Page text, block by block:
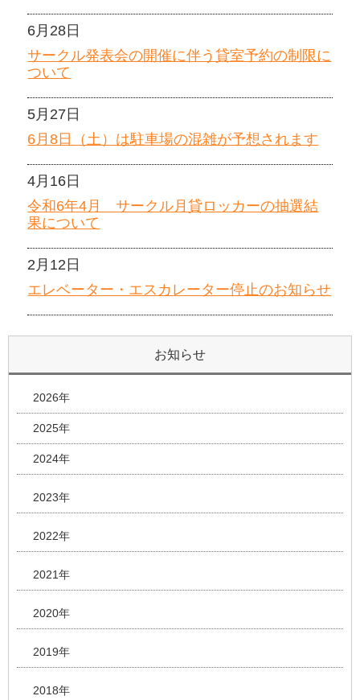
6月28日
サークル発表会の開催に伴う貸室予約の制限に
ついて
5月27日
6月8日（土）は駐車場の混雑が予想されます
4月16日
令和6年4月 サークル月貸ロッカーの抽選結
果について
2月12日
エレベーター・エスカレーター停止のお知らせ
お知らせ
2026年
2025年
2024年
2023年
2022年
2021年
2020年
2019年
2018年